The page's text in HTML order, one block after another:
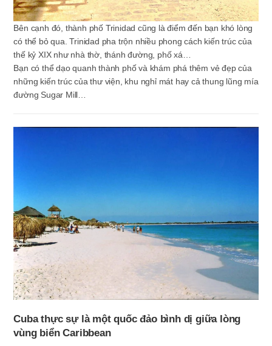
Bên cạnh đó, thành phố Trinidad cũng là điểm đến bạn khó lòng
có thể bỏ qua. Trinidad pha trộn nhiều phong cách kiến trúc của
thế kỷ XIX như nhà thờ, thánh đường, phố xá…
Bạn có thể dạo quanh thành phố và khám phá thêm vẻ đẹp của
những kiến trúc của thư viện, khu nghỉ mát hay cả thung lũng mía
đường Sugar Mill…
Cuba thực sự là một quốc đảo bình dị giữa lòng
vùng biển Caribbean